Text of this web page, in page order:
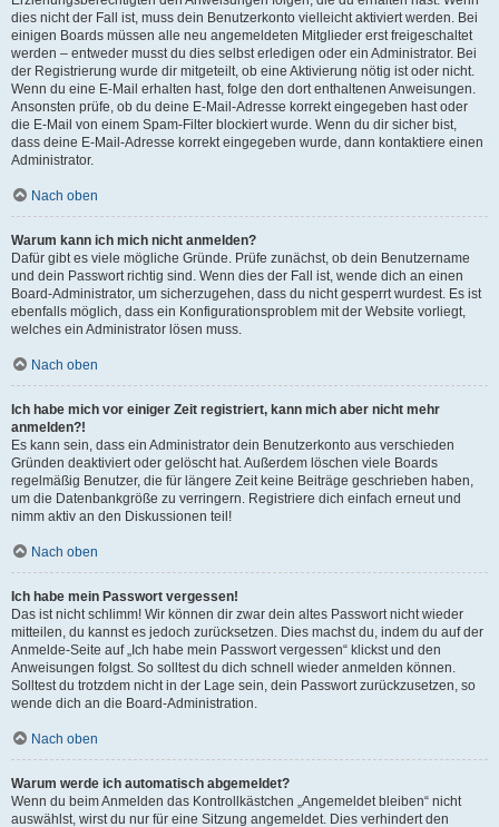
dies nicht der Fall ist, muss dein Benutzerkonto vielleicht aktiviert werden. Bei
einigen Boards müssen alle neu angemeldeten Mitglieder erst freigeschaltet
werden – entweder musst du dies selbst erledigen oder ein Administrator. Bei
der Registrierung wurde dir mitgeteilt, ob eine Aktivierung nötig ist oder nicht.
Wenn du eine E-Mail erhalten hast, folge den dort enthaltenen Anweisungen.
Ansonsten prüfe, ob du deine E-Mail-Adresse korrekt eingegeben hast oder
die E-Mail von einem Spam-Filter blockiert wurde. Wenn du dir sicher bist,
dass deine E-Mail-Adresse korrekt eingegeben wurde, dann kontaktiere einen
Administrator.
Nach oben
Warum kann ich mich nicht anmelden?
Dafür gibt es viele mögliche Gründe. Prüfe zunächst, ob dein Benutzername
und dein Passwort richtig sind. Wenn dies der Fall ist, wende dich an einen
Board-Administrator, um sicherzugehen, dass du nicht gesperrt wurdest. Es ist
ebenfalls möglich, dass ein Konfigurationsproblem mit der Website vorliegt,
welches ein Administrator lösen muss.
Nach oben
Ich habe mich vor einiger Zeit registriert, kann mich aber nicht mehr
anmelden?!
Es kann sein, dass ein Administrator dein Benutzerkonto aus verschieden
Gründen deaktiviert oder gelöscht hat. Außerdem löschen viele Boards
regelmäßig Benutzer, die für längere Zeit keine Beiträge geschrieben haben,
um die Datenbankgröße zu verringern. Registriere dich einfach erneut und
nimm aktiv an den Diskussionen teil!
Nach oben
Ich habe mein Passwort vergessen!
Das ist nicht schlimm! Wir können dir zwar dein altes Passwort nicht wieder
mitteilen, du kannst es jedoch zurücksetzen. Dies machst du, indem du auf der
Anmelde-Seite auf „Ich habe mein Passwort vergessen“ klickst und den
Anweisungen folgst. So solltest du dich schnell wieder anmelden können.
Solltest du trotzdem nicht in der Lage sein, dein Passwort zurückzusetzen, so
wende dich an die Board-Administration.
Nach oben
Warum werde ich automatisch abgemeldet?
Wenn du beim Anmelden das Kontrollkästchen „Angemeldet bleiben“ nicht
auswählst, wirst du nur für eine Sitzung angemeldet. Dies verhindert den